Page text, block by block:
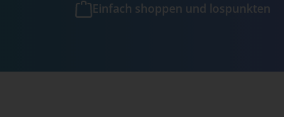
Einfach shoppen und lospunkten